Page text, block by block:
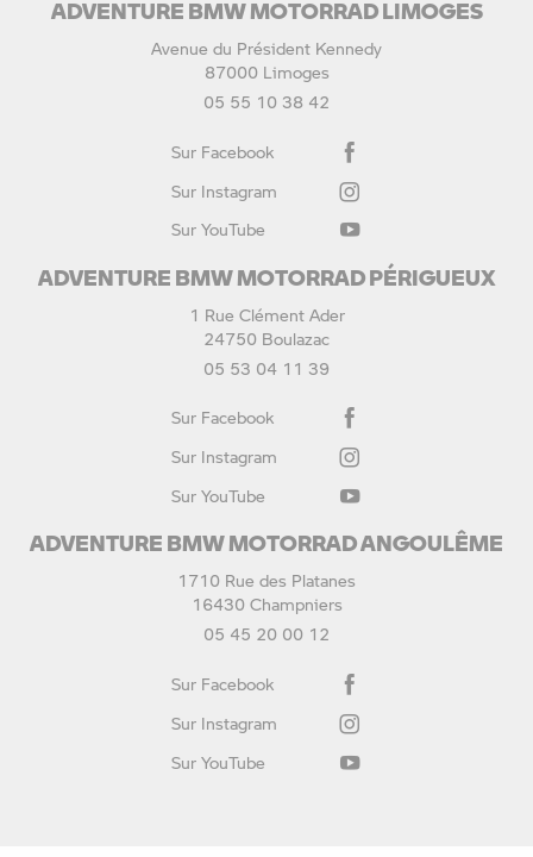
ADVENTURE BMW MOTORRAD LIMOGES
Avenue du Président Kennedy
87000 Limoges
05 55 10 38 42
Sur Facebook
Sur Instagram
Sur YouTube
ADVENTURE BMW MOTORRAD PÉRIGUEUX
1 Rue Clément Ader
24750 Boulazac
05 53 04 11 39
Sur Facebook
Sur Instagram
Sur YouTube
ADVENTURE BMW MOTORRAD ANGOULÊME
1710 Rue des Platanes
16430 Champniers
05 45 20 00 12
Sur Facebook
Sur Instagram
Sur YouTube